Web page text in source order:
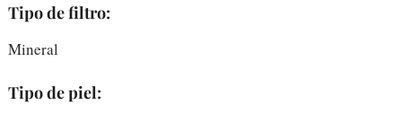
Tipo de filtro:
Mineral
Tipo de piel: